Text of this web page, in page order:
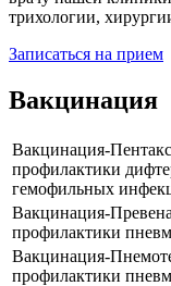
трихологии,
Записаться на прием
Вакцинация
Вакцинация-
профилактики
гемофильных
Вакцинация-
профилактики
Вакцинация-
профилактики